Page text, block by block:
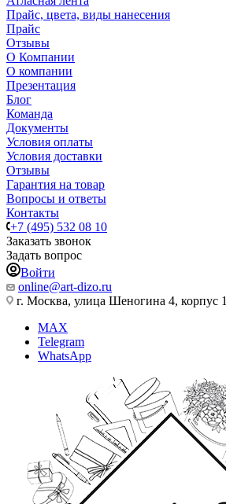
Прайс, цвета, виды нанесения
Прайс
Отзывы
О Компании
О компании
Презентация
Блог
Команда
Документы
Условия оплаты
Условия доставки
Отзывы
Гарантия на товар
Вопросы и ответы
Контакты
+7 (495) 532 08 10
Заказать звонок
Задать вопрос
Войти
online@art-dizo.ru
г. Москва, улица Шеногина 4, корпус
MAX
Telegram
WhatsApp